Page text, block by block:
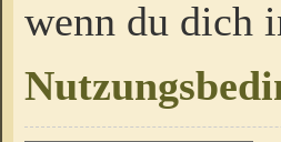
wenn du dich